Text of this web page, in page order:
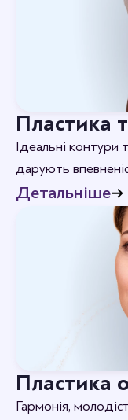
Пластика
Ідеальні контури
дарують
Детальніше
Пластика
Гармонія,